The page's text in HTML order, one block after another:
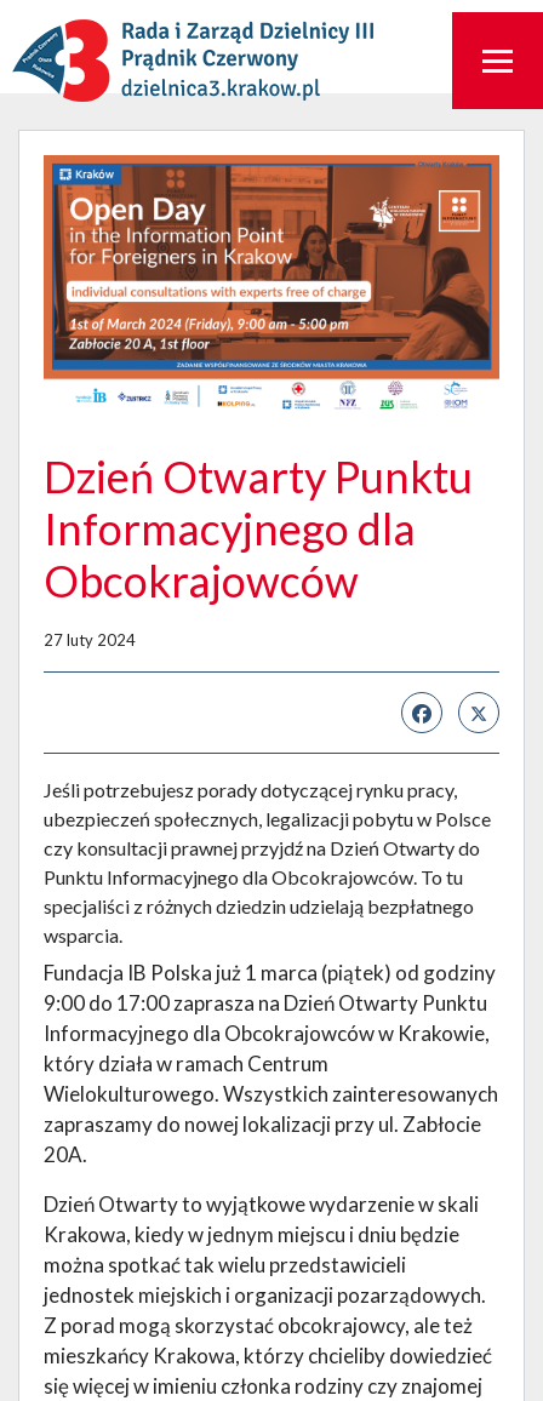
Dzień Otwarty Punktu
Informacyjnego dla
Obcokrajowców
27 luty 2024
Jeśli potrzebujesz porady dotyczącej rynku pracy,
ubezpieczeń społecznych, legalizacji pobytu w Polsce
czy konsultacji prawnej przyjdź na Dzień Otwarty do
Punktu Informacyjnego dla Obcokrajowców. To tu
specjaliści z różnych dziedzin udzielają bezpłatnego
wsparcia.
Fundacja IB Polska już 1 marca (piątek) od godziny
9:00 do 17:00 zaprasza na Dzień Otwarty Punktu
Informacyjnego dla Obcokrajowców w Krakowie,
który działa w ramach Centrum
Wielokulturowego. Wszystkich zainteresowanych
zapraszamy do nowej lokalizacji przy ul. Zabłocie
20A.
Dzień Otwarty to wyjątkowe wydarzenie w skali
Krakowa, kiedy w jednym miejscu i dniu będzie
można spotkać tak wielu przedstawicieli
jednostek miejskich i organizacji pozarządowych.
Z porad mogą skorzystać obcokrajowcy, ale też
mieszkańcy Krakowa, którzy chcieliby dowiedzieć
się więcej w imieniu członka rodziny czy znajomej